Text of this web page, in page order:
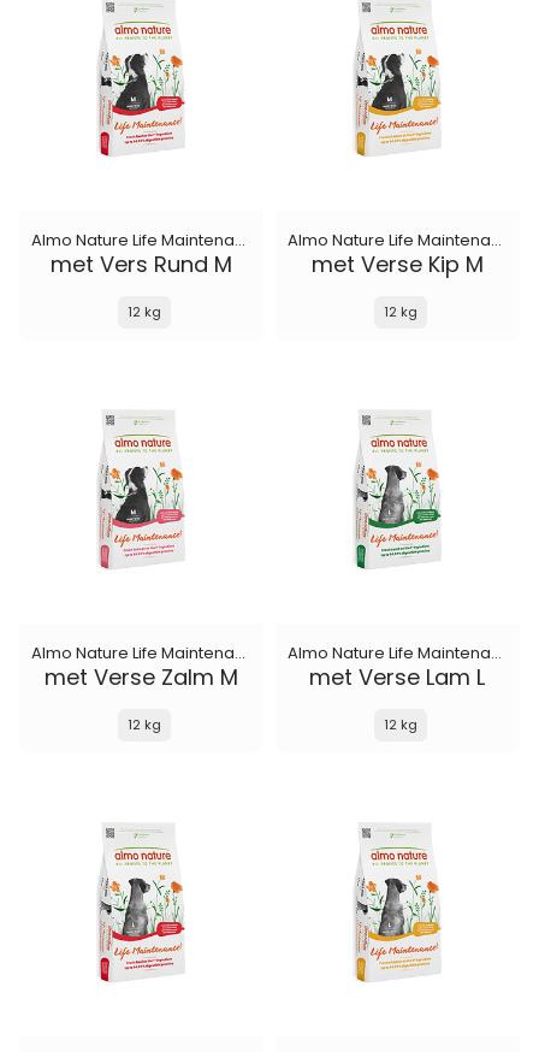
Almo Nature Life Maintenance
met Vers Rund M
12 kg
Almo Nature Life Maintenance
met Verse Kip M
12 kg
Almo Nature Life Maintenance
met Verse Zalm M
12 kg
Almo Nature Life Maintenance
met Verse Lam L
12 kg